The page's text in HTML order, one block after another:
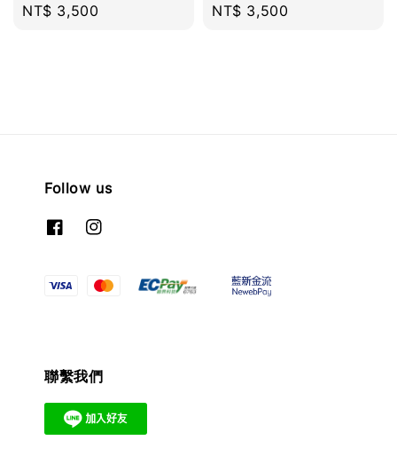
Regular
NT$ 3,500
Regular
NT$ 3,500
Follow us
聯繫我們